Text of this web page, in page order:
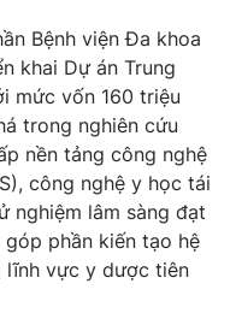
Nam
tử số 483/GP-BTTTT
Phạm Quốc Thắng,
355 932
Bệnh viện Đa khoa
khai Dự án Trung
mức vốn 160 triệu
trong nghiên cứu
nền tảng công nghệ
công nghệ y học tái
nghiệm lâm sàng đạt
góp phần kiến tạo hệ
lĩnh vực y dược tiên